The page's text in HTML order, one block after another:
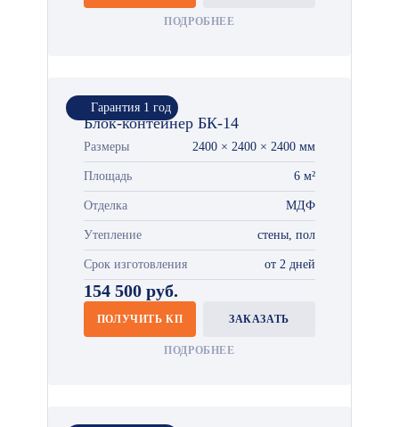
ПОДРОБНЕЕ
Гарантия 1 год
Блок-контейнер БК-14
Размеры 2400 × 2400 × 2400 мм
Площадь 6 м²
Отделка МДФ
Утепление стены, пол
Срок изготовления от 2 дней
154 500 руб.
ПОЛУЧИТЬ КП ЗАКАЗАТЬ
ПОДРОБНЕЕ